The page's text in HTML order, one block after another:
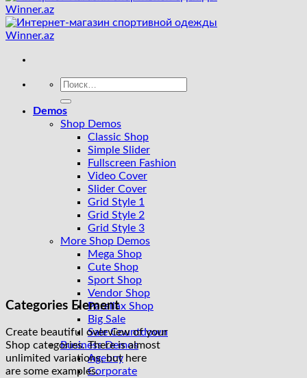
Искать:
Demos
Shop Demos
Classic Shop
Simple Slider
Fullscreen Fashion
Video Cover
Slider Cover
Grid Style 1
Grid Style 2
Grid Style 3
More Shop Demos
Mega Shop
Cute Shop
Sport Shop
Vendor Shop
Parallax Shop
Big Sale
Sale Countdown
Business Demos
Agency
Corporate
Categories Element
Create beautiful overview of your
Shop categories. There is almost
unlimited variations, but here
are some examples.